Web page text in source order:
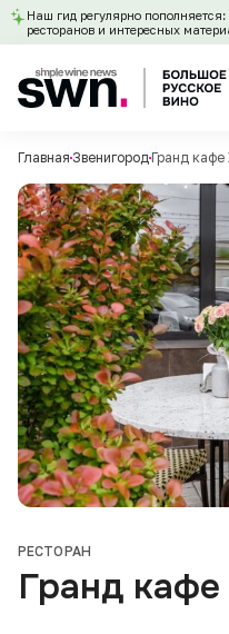
Наш гид регулярно
ресторанов и интересных
Главная Звенигород Гранд
РЕСТОРАН
Гранд